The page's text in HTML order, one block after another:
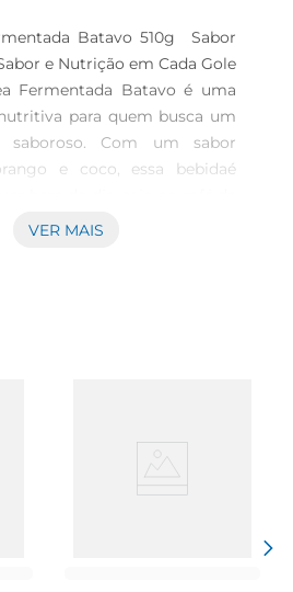
Batavo 510g  Sabor
e Nutrição em Cada Gole
Fermentada Batavo é uma
para quem busca um
Com um sabor
e coco, essa bebidaé
tarde ou até mesmo como
de fermentação utilizado na
VER MAIS